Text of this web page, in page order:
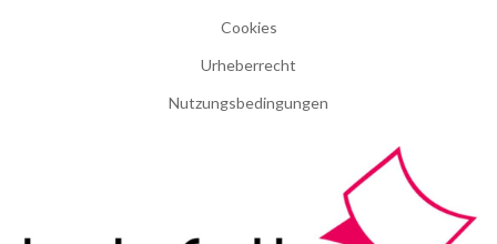
Cookies
Urheberrecht
Nutzungsbedingungen